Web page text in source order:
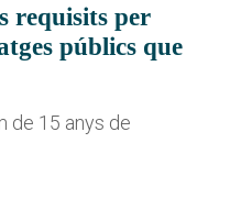
requisits per
públics que
de 15 anys de